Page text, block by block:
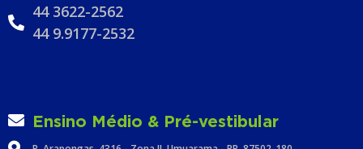
44 3622-2562
44 9.9177-2532
Ensino Médio & Pré-vestibular